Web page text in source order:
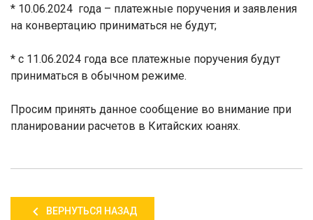
* 10.06.2024 года – платежные поручения и заявления
на конвертацию приниматься не будут;
* с 11.06.2024 года все платежные поручения будут
приниматься в обычном режиме.
Просим принять данное сообщение во внимание при
планировании расчетов в Китайских юанях.
ВЕРНУТЬСЯ НАЗАД